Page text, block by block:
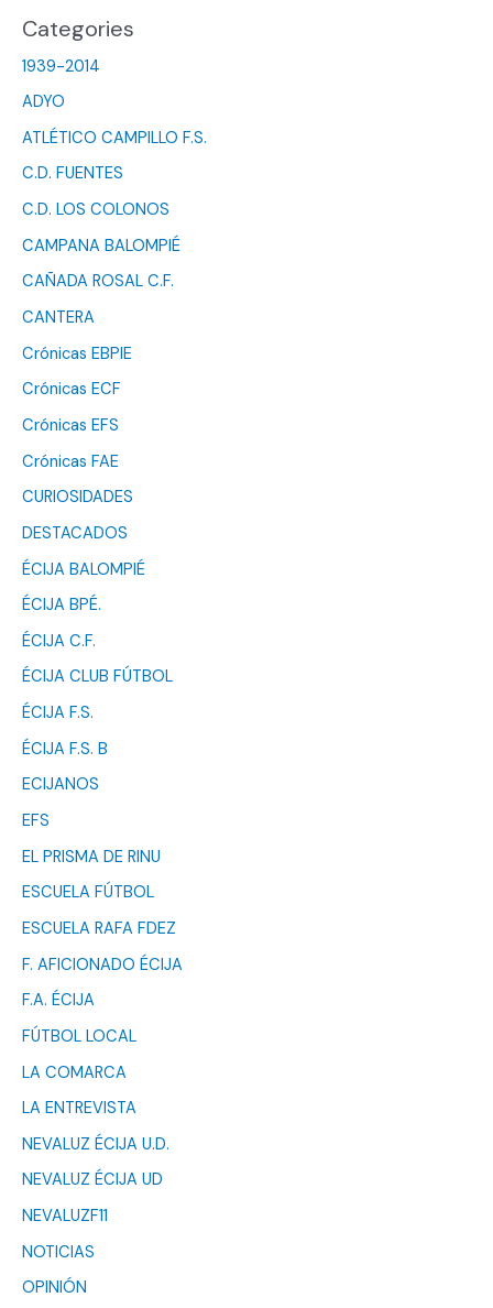
Categories
1939-2014
ADYO
ATLÉTICO CAMPILLO F.S.
C.D. FUENTES
C.D. LOS COLONOS
CAMPANA BALOMPIÉ
CAÑADA ROSAL C.F.
CANTERA
Crónicas EBPIE
Crónicas ECF
Crónicas EFS
Crónicas FAE
CURIOSIDADES
DESTACADOS
ÉCIJA BALOMPIÉ
ÉCIJA BPÉ.
ÉCIJA C.F.
ÉCIJA CLUB FÚTBOL
ÉCIJA F.S.
ÉCIJA F.S. B
ECIJANOS
EFS
EL PRISMA DE RINU
ESCUELA FÚTBOL
ESCUELA RAFA FDEZ
F. AFICIONADO ÉCIJA
F.A. ÉCIJA
FÚTBOL LOCAL
LA COMARCA
LA ENTREVISTA
NEVALUZ ÉCIJA U.D.
NEVALUZ ÉCIJA UD
NEVALUZF11
NOTICIAS
OPINIÓN